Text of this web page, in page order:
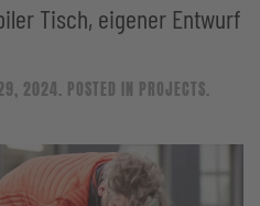
Tisch, eigener Entwurf
2024. POSTED IN PROJECTS.